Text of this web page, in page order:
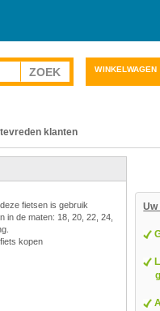
WINKELWAGEN
klanten
fietsen is gebruik
in de maten: 18, 20, 22, 24,
Uw